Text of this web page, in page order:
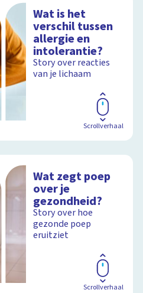
Wat is het
verschil tussen
allergie en
intolerantie?
Story over reacties
van je lichaam
Scrollverhaal
Wat zegt poep
over je
gezondheid?
Story over hoe
gezonde poep
eruitziet
Scrollverhaal